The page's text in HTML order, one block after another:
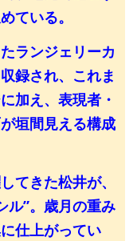
ている。
ランジェリーカ
録され、これま
加え、表現者・
垣間見える構成
てきた松井が、
ル”。歳月の重み
仕上がってい